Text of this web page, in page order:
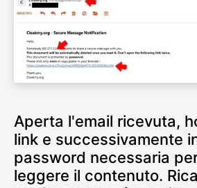
Aperta l'email ricevuta,
link e successivamente
password necessaria
leggere il contenuto.